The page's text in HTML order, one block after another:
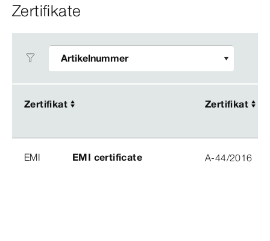
Zertifikate
Zertifikat Zertifikat
Zertifikat Zertifikat
EMI EMI certificate A-44/2016